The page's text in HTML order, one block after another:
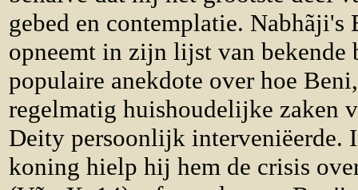
gebed en contemplatie. Nabhãji's
opneemt in zijn lijst van bekende
populaire anekdote over hoe
regelmatig huishoudelijke zaken
Deity persoonlijk interveniëerde.
koning hielp hij hem de crisis